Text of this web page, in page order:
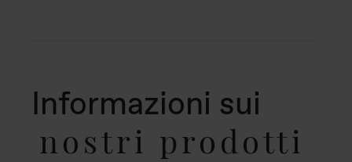
Informazioni sui
nostri prodotti